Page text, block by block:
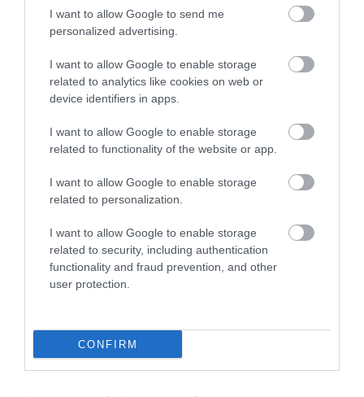
I want to allow Google to send me
personalized advertising.
I want to allow Google to enable storage
related to analytics like cookies on web or
device identifiers in apps.
I want to allow Google to enable storage
related to functionality of the website or app.
I want to allow Google to enable storage
related to personalization.
I want to allow Google to enable storage
related to security, including authentication
functionality and fraud prevention, and other
user protection.
CONFIRM
Szeretnéd, ha az utazás lenne a munkád?
Az Emirates nyílt napot tart légiutas-
kísérő pozíciókra 2025. május 14-én,
reggel 9 órától Budapesten, a Hotel
A jeletkezőktől azt kérik, hogy érkezzenek időben,
elegánsan öltözve, hozzanak friss, angol nyelvű
önéletrajzot és egy aktuális fotót. A rendezvényen a
toborzócsapattal, kérdezhetnek arról, hogy milyen az
élet Dubajban és természetesen megismerhetik,
milyen egy világszinten elismert légitársaságnál
„Amióta csatlakoztam az Emirateshez, kinyílt számomra a
világ. Kollégáim 140 különböző nemzetet, népet képviselnek,